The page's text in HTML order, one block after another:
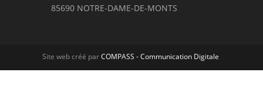
85690 NOTRE-DAME-DE-MONTS
Site web créé parCOMPASS - Communication Digitale